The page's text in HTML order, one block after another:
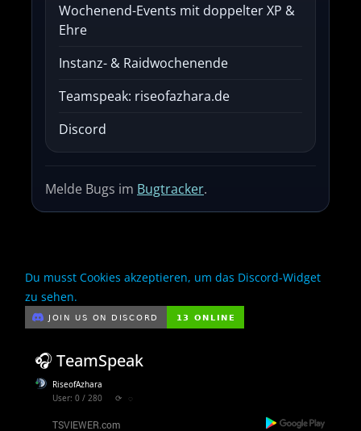
Wochenend-Events mit doppelter XP &
Ehre
Instanz- & Raidwochenende
Teamspeak: riseofazhara.de
Discord
Melde Bugs im Bugtracker.
Du musst Cookies akzeptieren, um das Discord-Widget
zu sehen.
🎧 TeamSpeak
RiseofAzhara
User: 0 / 280
⟳ ◌